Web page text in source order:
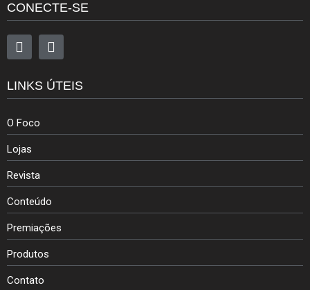
CONECTE-SE
LINKS ÚTEIS
O Foco
Lojas
Revista
Conteúdo
Premiações
Produtos
Contato